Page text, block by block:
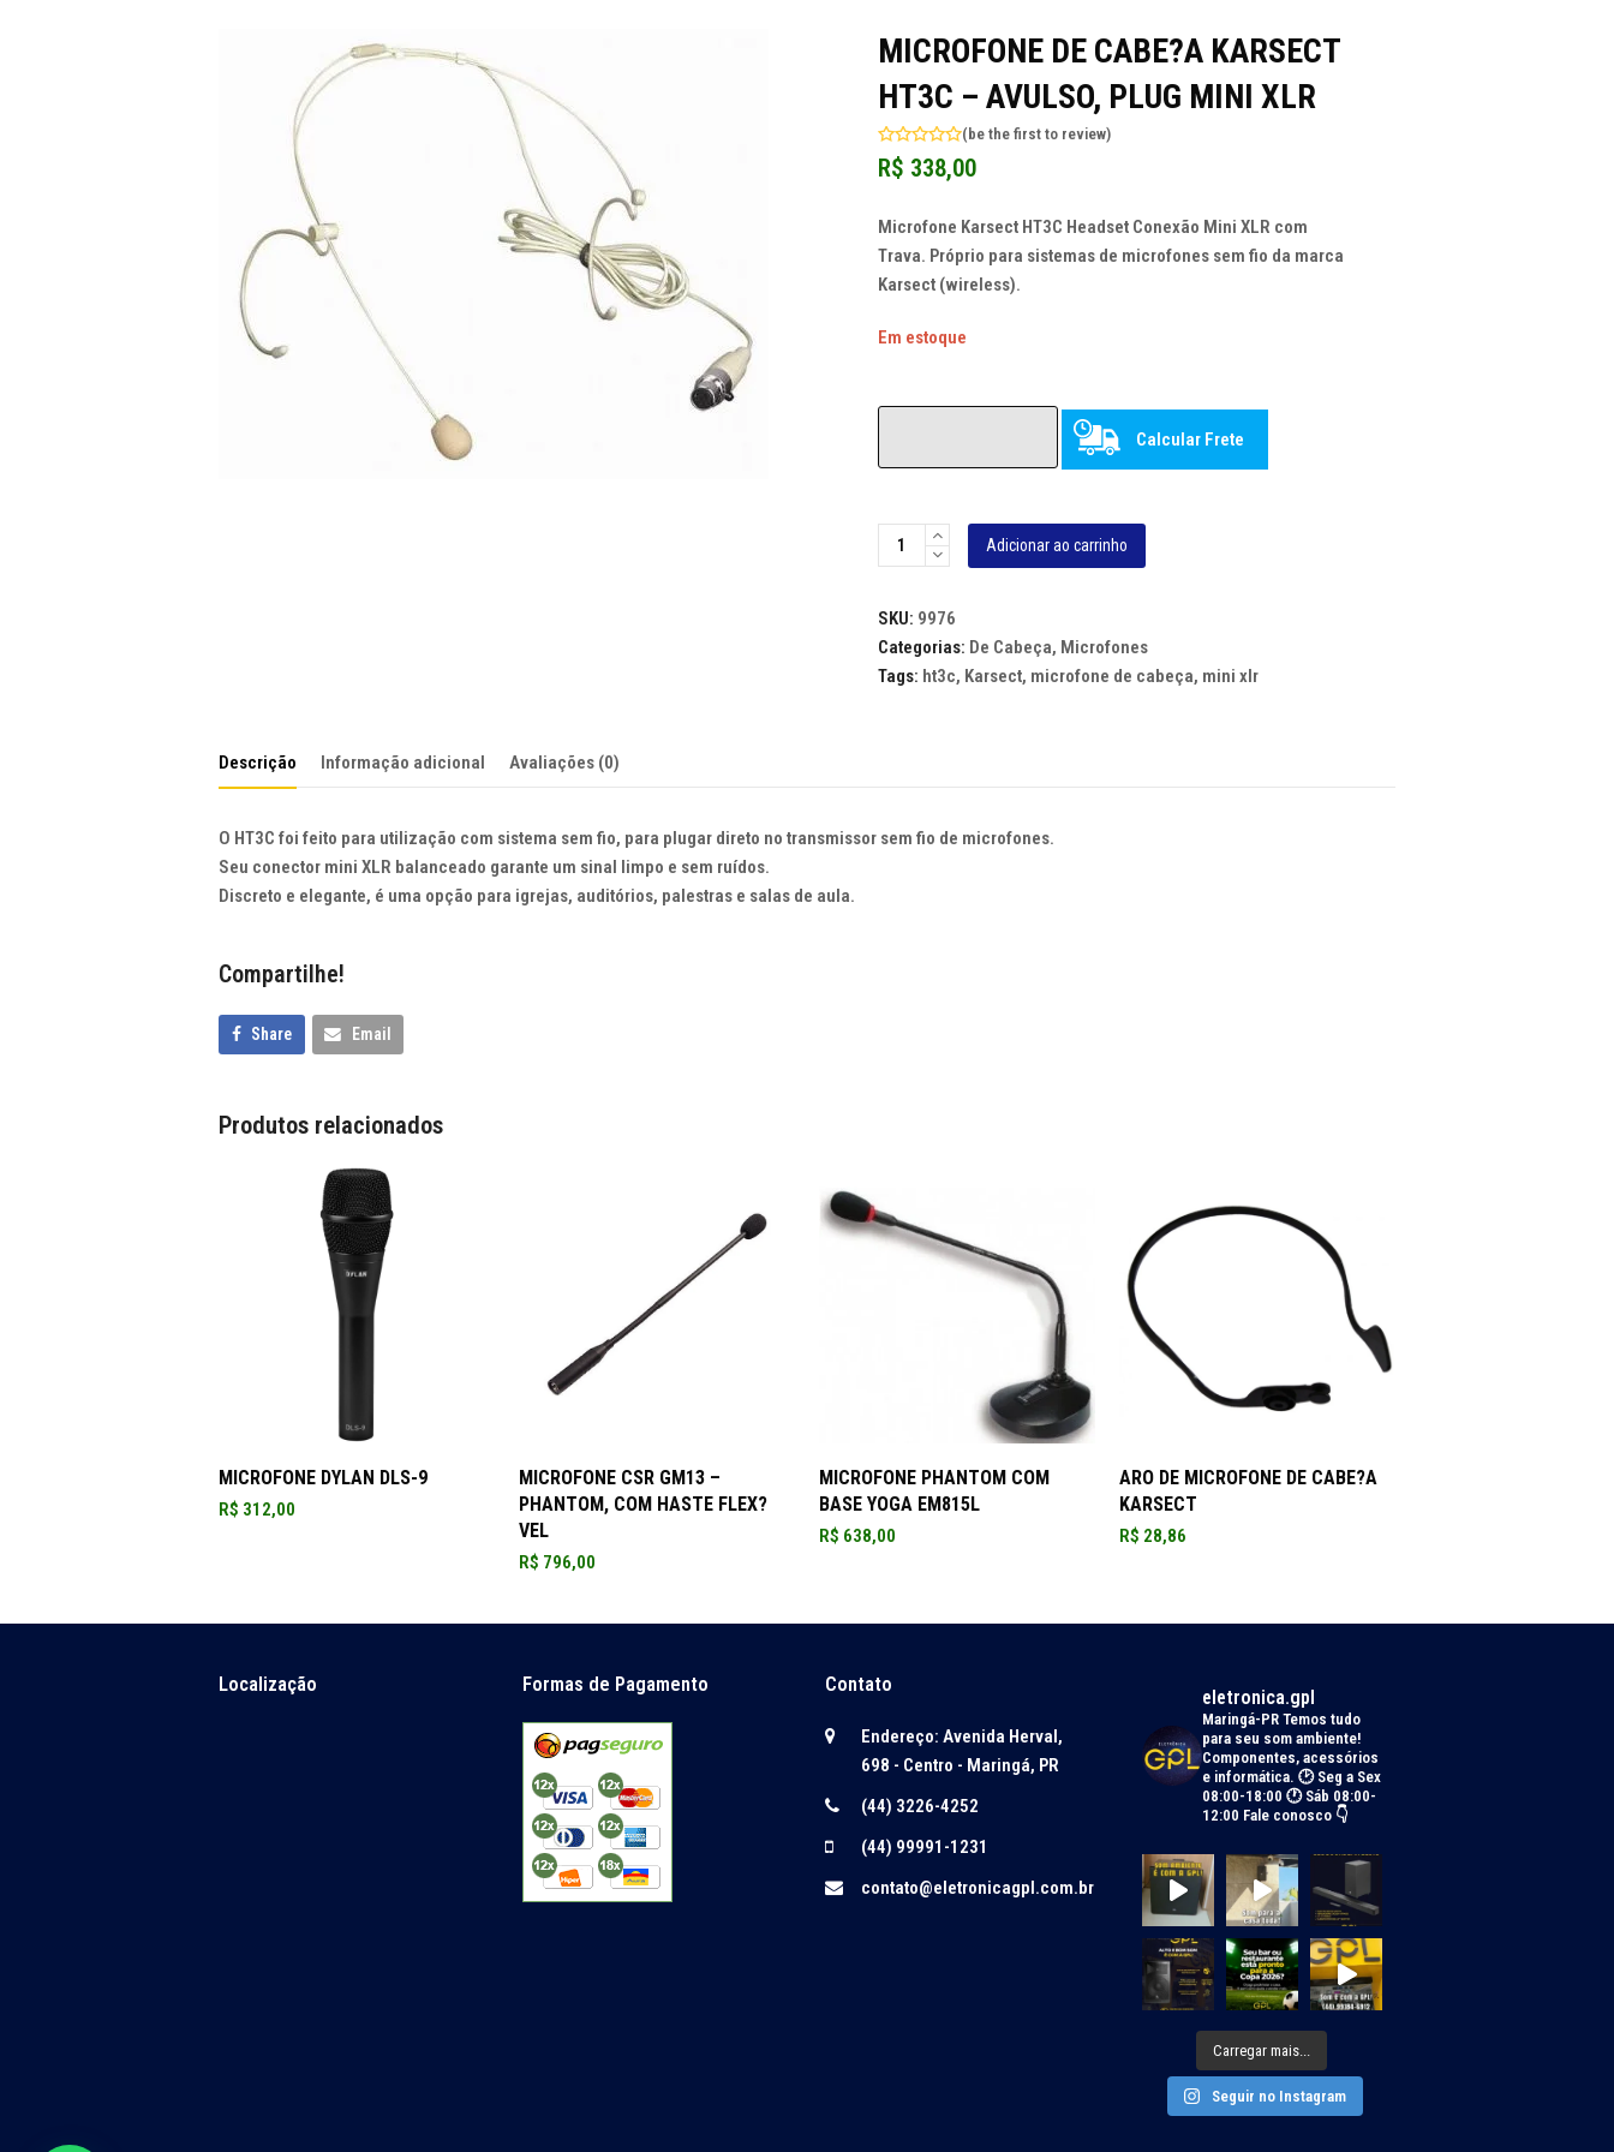
MICROFONE DE CABE?A KARSECT
HT3C – AVULSO, PLUG MINI XLR
Avaliação
0
( be the first to review)
R$ 338,00
Microfone Karsect HT3C Headset Conexão Mini XLR com
Trava. Próprio para sistemas de microfones sem fio da marca
Karsect (wireless).
Em estoque
Calcular Frete
MICROFONE
DE
A
KARSECT
HT3C
Adicionar ao carrinho
SKU: 9976
Categorias: De Cabeça, Microfones
Tags: ht3c, Karsect, microfone de cabeça, mini xlr
Descrição Informação adicional Avaliações (0)
O HT3C foi feito para utilização com sistema sem fio, para plugar direto no transmissor sem fio de microfones.
Seu conector mini XLR balanceado garante um sinal limpo e sem ruídos.
Discreto e elegante, é uma opção para igrejas, auditórios, palestras e salas de aula.
Compartilhe!
Share Email
Produtos relacionados
ADICIONAR AO CARRINHO
MICROFONE DYLAN DLS-9
R$ 312,00
ADICIONAR AO CARRINHO
MICROFONE CSR GM13 –
PHANTOM, COM HASTE FLEX?
VEL
R$ 796,00
ADICIONAR AO CARRINHO
MICROFONE PHANTOM COM
BASE YOGA EM815L
R$ 638,00
ADICIONAR AO CARRINHO
ARO DE MICROFONE DE CABE?A
KARSECT
R$ 28,86
Localização Formas de Pagamento Contato
Endereço: Avenida Herval,
698 - Centro - Maringá, PR
(44) 3226-4252
(44) 99991-1231
contato@eletronicagpl.com.br
eletronica.gpl
Maringá-PRTemos tudo
para seu som ambiente!
Componentes, acessórios
e informática. 🕑 Seg a Sex
08:00-18:00 🕐 Sáb 08:00-
12:00 Fale conosco 👇
Carregar mais...
Seguir no Instagram